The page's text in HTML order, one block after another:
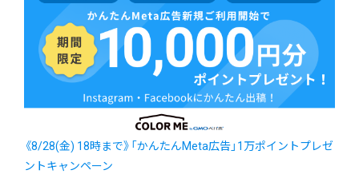
《8/28(金) 18時まで》「かんたんMeta広告」1万ポイントプレゼ
ントキャンペーン